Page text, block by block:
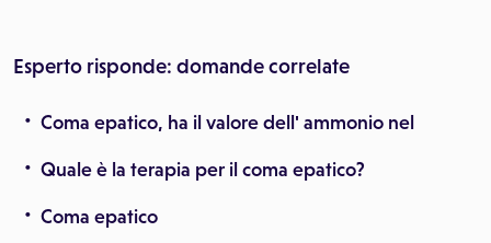
Esperto risponde: domande correlate
Coma epatico, ha il valore dell' ammonio nel
Quale è la terapia per il coma epatico?
Coma epatico